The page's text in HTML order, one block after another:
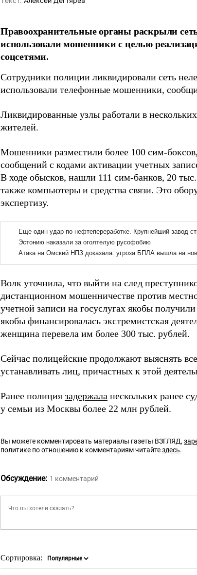
Правоохранительные органы раскрыли
использовали мошенники с целью
соцсетями.
Сотрудники полиции ликвидировали сеть
использовали телефонные мошенники,
Ликвидированные узлы работали в
жителей.
Мошенники разместили более 100 сим-
сообщений с кодами активации учетных
В ходе обысков, нашли 111 сим-банков, 20
также компьютеры и средства связи. Это
экспертизу.
Волк уточнила, что выйти на след
дистанционном мошенничестве против
учетной записи на госуслугах якобы
якобы финансировалась экстремистская
женщина перевела им более 300 тыс. рублей.
Сейчас полицейские продолжают выяснять
устанавливать лиц, причастных к этой
Ранее полиция задержала нескольких ранее
у семьи из Москвы более 22 млн рублей.
Вы можете комментировать материалы газеты ВЗГЛЯД,
политике по отношению к комментариям читайтездесь.
Обсуждение: 1 комментарий
Сортировка: